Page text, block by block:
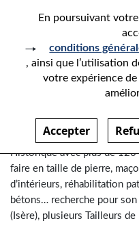
En poursuivant
conditions
, ainsi que l’utilisation
votre expérience
Accepter
TAILLEUR
L’entreprise JACQUET,
Historique avec plus de
faire en taille de pierre,
d’intérieurs, réhabilitation
bétons… recherche pour
(Isère), plusieurs Tailleurs